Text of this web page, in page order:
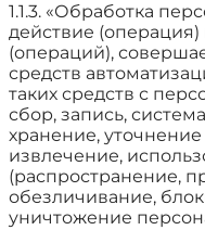
1.1.3. «Обработка
действие (операция)
(операций),
средств
таких средств с
сбор, запись,
хранение,
извлечение,
(распространение,
обезличивание,
уничтожение